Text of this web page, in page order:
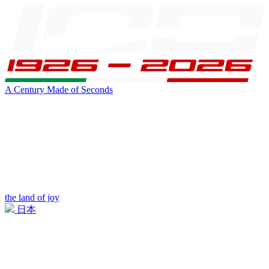
A Century Made of Seconds
the land of joy
日本